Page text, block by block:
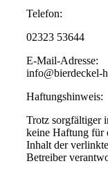
Telefon:
02323 53644
E-Mail-Adresse:
info@bierdeckel-
Haftungshinweis:
Trotz sorgfältiger
keine Haftung für
Inhalt der
Betreiber